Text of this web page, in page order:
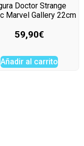
Doctor Strange
Marvel Gallery 22cm
59,90€
Añadir al carrito